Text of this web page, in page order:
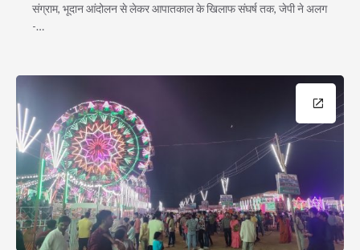
संग्राम, भूदान आंदोलन से लेकर आपातकाल के खिलाफ संघर्ष तक, जेपी ने अलग
-…